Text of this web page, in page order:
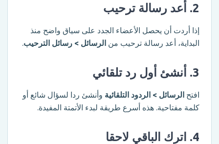
2. أعد رسالة ترحيب
إذا أردت أن يحصل الأعضاء الجدد على سياق واضح منذ
البداية، أعد رسالة ترحيب من الرسائل > رسائل الترحيب.
3. أنشئ أول رد تلقائي
افتح الرسائل > الردود التلقائية وأنشئ ردا لسؤال شائع أو
كلمة مفتاحية. هذه أسرع طريقة لبدء الأتمتة المفيدة.
4. اترك الباقي لاحقا